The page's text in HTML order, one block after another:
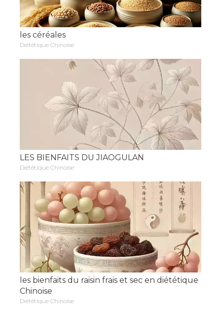
les céréales
Diététique Chinoise
LES BIENFAITS DU JIAOGULAN
Diététique Chinoise
les bienfaits du raisin frais et sec en diététique
Chinoise
Diététique Chinoise